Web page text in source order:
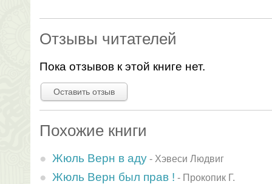
Отзывы читателей
Пока отзывов к этой книге нет.
Оставить отзыв
Похожие книги
Жюль Верн в аду - Хэвеси Людвиг
Жюль Верн был прав ! - Прокопик Г.